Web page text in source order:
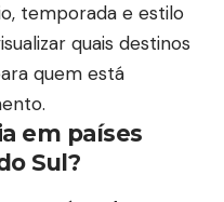
temporada e estilo
quais destinos
quem está
em países
Sul?